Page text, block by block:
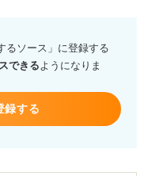
るソース」に登録する
できるようになりま
録する